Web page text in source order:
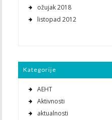
ožujak 2018
listopad 2012
Kategorije
AEHT
Aktivnosti
aktualnosti